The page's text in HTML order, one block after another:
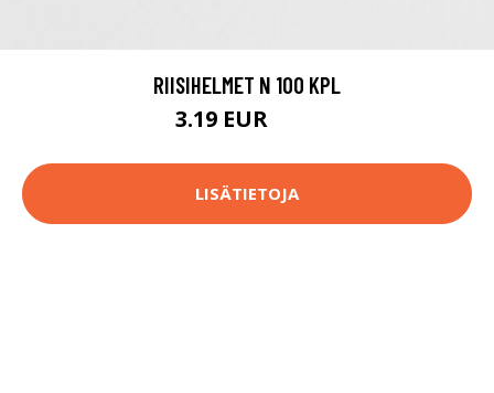
RIISIHELMET N 100 KPL
3.19 EUR
LISÄTIETOJA